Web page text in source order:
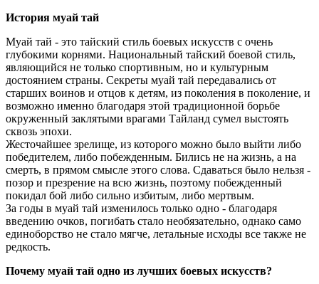
История муай тай
Муай тай - это тайский стиль боевых искусств с очень
глубокими корнями. Национальный тайский боевой стиль,
являющийся не только спортивным, но и культурным
достоянием страны. Секреты муай тай передавались от
старших воинов и отцов к детям, из поколения в поколение, и
возможно именно благодаря этой традиционной борьбе
окруженный заклятыми врагами Тайланд сумел выстоять
сквозь эпохи.
Жесточайшее зрелище, из которого можно было выйти либо
победителем, либо побежденным. Бились не на жизнь, а на
смерть, в прямом смысле этого слова. Сдаваться было нельзя -
позор и презрение на всю жизнь, поэтому побежденный
покидал бой либо сильно избитым, либо мертвым.
За годы в муай тай изменилось только одно - благодаря
введению очков, погибать стало необязательно, однако само
единоборство не стало мягче, летальные исходы все также не
редкость.
Почему муай тай одно из лучших боевых искусств?